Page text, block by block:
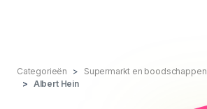
Categorieën Supermarkt en boodschappen
Albert Hein